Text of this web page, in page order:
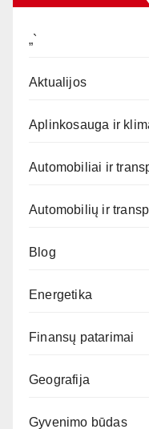
„`
Aktualijos
Aplinkosauga ir
Automobiliai ir
Automobilių ir
Blog
Energetika
Finansų patarimai
Geografija
Gyvenimo būdas